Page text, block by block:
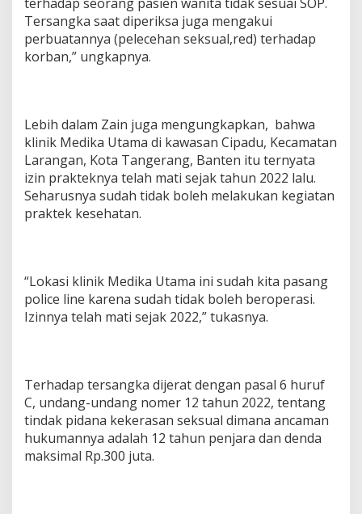
Tersangka saat diperiksa juga mengakui
perbuatannya (pelecehan seksual,red) terhadap
korban,” ungkapnya.
Lebih dalam Zain juga mengungkapkan, bahwa
klinik Medika Utama di kawasan Cipadu, Kecamatan
Larangan, Kota Tangerang, Banten itu ternyata
izin prakteknya telah mati sejak tahun 2022 lalu.
Seharusnya sudah tidak boleh melakukan kegiatan
praktek kesehatan.
“Lokasi klinik Medika Utama ini sudah kita pasang
police line karena sudah tidak boleh beroperasi.
Izinnya telah mati sejak 2022,” tukasnya.
Terhadap tersangka dijerat dengan pasal 6 huruf
C, undang-undang nomer 12 tahun 2022, tentang
tindak pidana kekerasan seksual dimana ancaman
hukumannya adalah 12 tahun penjara dan denda
maksimal Rp.300 juta.